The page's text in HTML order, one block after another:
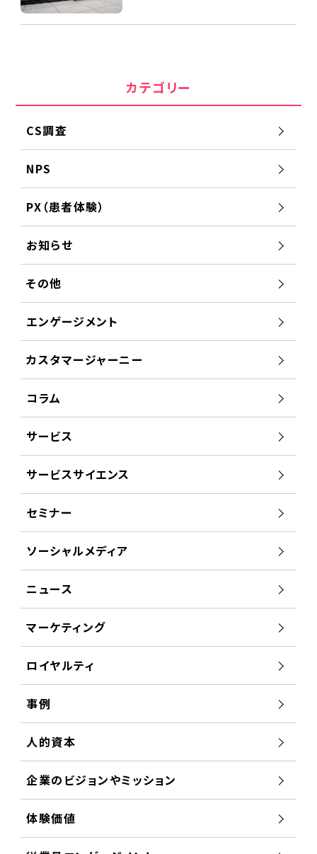
カテゴリー
CS調査
NPS
PX（患者体験）
お知らせ
その他
エンゲージメント
カスタマージャーニー
コラム
サービス
サービスサイエンス
セミナー
ソーシャルメディア
ニュース
マーケティング
ロイヤルティ
事例
人的資本
企業のビジョンやミッション
体験価値